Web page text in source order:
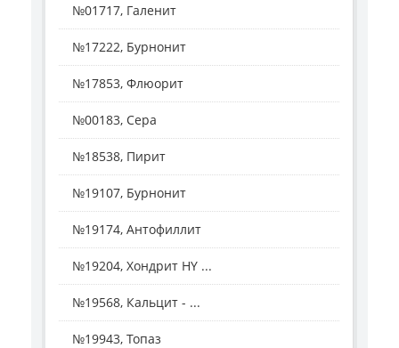
№01717, Галенит
№17222, Бурнонит
№17853, Флюорит
№00183, Сера
№18538, Пирит
№19107, Бурнонит
№19174, Антофиллит
№19204, Хондрит HY ...
№19568, Кальцит - ...
№19943, Топаз